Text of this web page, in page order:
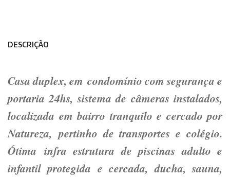
DESCRIÇÃO
Casa duplex, em condomínio com segurança e
portaria 24hs, sistema de câmeras instalados,
localizada em bairro tranquilo e cercado por
Natureza, pertinho de transportes e colégio.
Ótima infra estrutura de piscinas adulto e
infantil protegida e cercada, ducha, sauna,